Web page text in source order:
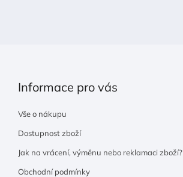
Informace pro vás
Vše o nákupu
Dostupnost zboží
Jak na vrácení, výměnu nebo reklamaci zboží?
Obchodní podmínky